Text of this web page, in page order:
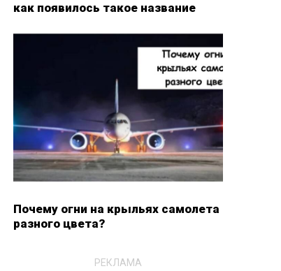
как появилось такое название
Почему огни на крыльях самолета
разного цвета?
РЕКЛАМА